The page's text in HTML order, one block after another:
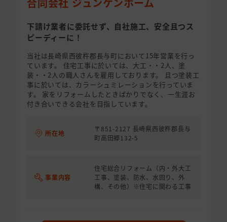
合同会社 ジュンケンホーム
下請け業者に委託せず、自社施工、安全且つス
ピーディーに！
当社は長崎県西彼杵郡長与町において15年営業を行っ
ています。 住宅工事に於いては、大工・・2人、塗
装・・2人の職人さんを雇用しております。 且つ塗装工
事に於いては、カラーシュミレーションを行っていま
す。 家をリフォームしたときばかりでなく、一生涯お
付き合いできる会社を目指しています。
所在地
〒851-2127 長崎県西彼杵郡長与
町高田郷132-5
事業内容
住宅総合リフォーム（内・外大工
工事、塗装、防水、水回り、外
構、その他）※住宅に関わる工事